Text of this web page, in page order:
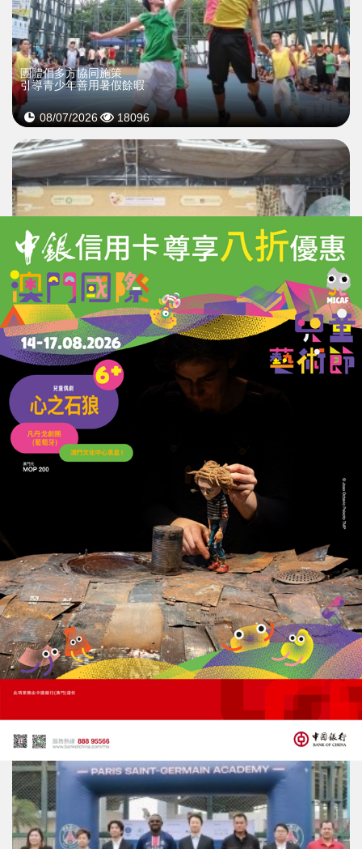
團體倡多方協同施策
引導青少年善用暑假餘暇
08/07/2026 18096
「茶鄉新韵・萬象共鳴」飲食文化節今揭幕
20/06/2026 27637
青少年國情知識賽初賽頒獎
逾1.6萬名青少年參賽創新高
10/04/2026 19527